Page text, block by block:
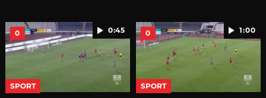
0:45
0
SPORT
1:00
0
SPORT